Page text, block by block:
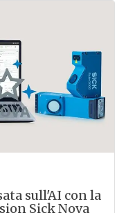
sull'AI con la
Sick Nova